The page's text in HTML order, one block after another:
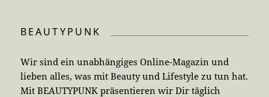
BEAUTYPUNK
Wir sind ein unabhängiges Online-Magazin und
lieben alles, was mit Beauty und Lifestyle zu tun hat.
Mit BEAUTYPUNK präsentieren wir Dir täglich